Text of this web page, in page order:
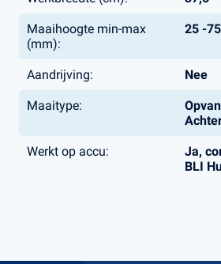
Maaihoogte min-max
(mm):
25 -75
Aandrijving: Nee
Maaitype:
Werkt op accu:
Ja,
BLI